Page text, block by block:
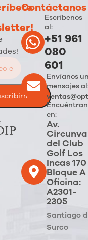
Contáctanos
Escríbenos
al:
+51 961
080
601
Envíanos
mensajes
en:
Av.
del Club
Golf Los
Incas 170
Bloque A
Oficina:
A2301-
2305
Santiago
Surco